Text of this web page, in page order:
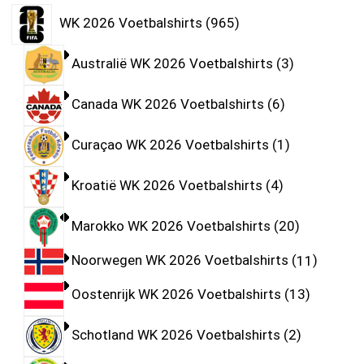
WK 2026 Voetbalshirts 965
Australië WK 2026 Voetbalshirts 3
Canada WK 2026 Voetbalshirts 6
Curaçao WK 2026 Voetbalshirts 1
Kroatië WK 2026 Voetbalshirts 4
Marokko WK 2026 Voetbalshirts 20
Noorwegen WK 2026 Voetbalshirts 11
Oostenrijk WK 2026 Voetbalshirts 13
Schotland WK 2026 Voetbalshirts 2